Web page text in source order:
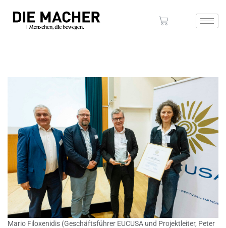
Mario Filoxenidis (Geschäftsführer EUCUSA und Projektleiter, Peter